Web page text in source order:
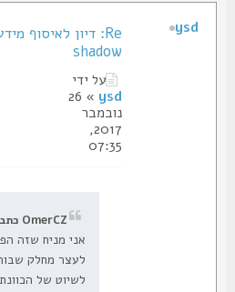
shadow
על ידי
» 26
נובמבר
2017,
07:35
OmerCZ כתב:
אני מניח שזה הפתיע
לעצר מחלק שבור או
לשיוט של הכוונת (: